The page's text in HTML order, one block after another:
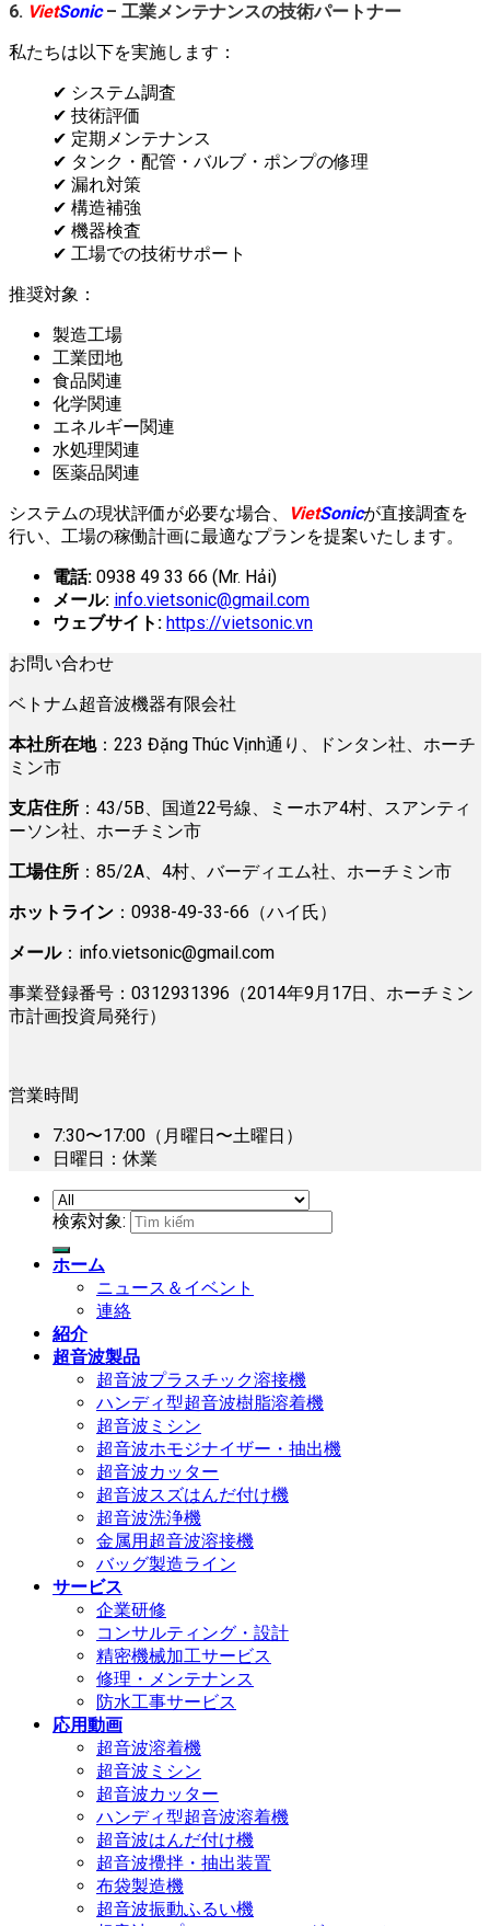
6. VietSonic– 工業メンテナンスの技術パートナー
私たちは以下を実施します：
✔ システム調査
✔ 技術評価
✔ 定期メンテナンス
✔ タンク・配管・バルブ・ポンプの修理
✔ 漏れ対策
✔ 構造補強
✔ 機器検査
✔ 工場での技術サポート
推奨対象：
製造工場
工業団地
食品関連
化学関連
エネルギー関連
水処理関連
医薬品関連
システムの現状評価が必要な場合、
VietSonicが直接調査を
行い、工場の稼働計画に最適なプランを提案いたします。
電話: 0938 49 33 66 (Mr. Hải)
メール: info.vietsonic@gmail.com
ウェブサイト: https://vietsonic.vn
お問い合わせ
ベトナム超音波機器有限会社
本社所在地：223 Đặng Thúc Vịnh通り、ドンタン社、ホーチ
ミン市
支店住所 ：43/5B、国道22号線、ミーホア4村、スアンティ
ーソン社、ホーチミン市
工場住所 ：85/2A、4村、バーディエム社、ホーチミン市
ホットライン ：0938-49-33-66（ハイ氏）
メール： info.vietsonic@gmail.com
事業登録番号：0312931396（2014年9月17日、ホーチミン
市計画投資局発行）
営業時間
7:30〜17:00（月曜日〜土曜日）
日曜日：休業
検索対象:
ホーム
ニュース＆イベント
連絡
紹介
超音波製品
超音波プラスチック溶接機
ハンディ型超音波樹脂溶着機
超音波ミシン
超音波ホモジナイザー・抽出機
超音波カッター
超音波スズはんだ付け機
超音波洗浄機
金属用超音波溶接機
バッグ製造ライン
サービス
企業研修
コンサルティング・設計
精密機械加工サービス
修理・メンテナンス
防水工事サービス
応用動画
超音波溶着機
超音波ミシン
超音波カッター
ハンディ型超音波溶着機
超音波はんだ付け機
超音波攪拌・抽出装置
布袋製造機
超音波振動ふるい機